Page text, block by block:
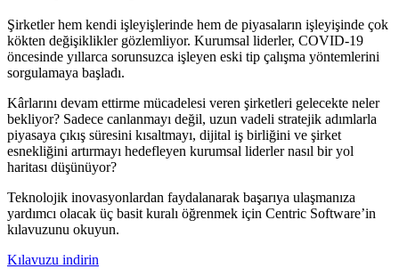
Şirketler hem kendi işleyişlerinde hem de piyasaların işleyişinde çok
kökten değişiklikler gözlemliyor. Kurumsal liderler, COVID-19
öncesinde yıllarca sorunsuzca işleyen eski tip çalışma yöntemlerini
sorgulamaya başladı.
Kârlarını devam ettirme mücadelesi veren şirketleri gelecekte neler
bekliyor? Sadece canlanmayı değil, uzun vadeli stratejik adımlarla
piyasaya çıkış süresini kısaltmayı, dijital iş birliğini ve şirket
esnekliğini artırmayı hedefleyen kurumsal liderler nasıl bir yol
haritası düşünüyor?
Teknolojik inovasyonlardan faydalanarak başarıya ulaşmanıza
yardımcı olacak üç basit kuralı öğrenmek için Centric Software’in
kılavuzunu okuyun.
Kılavuzu indirin